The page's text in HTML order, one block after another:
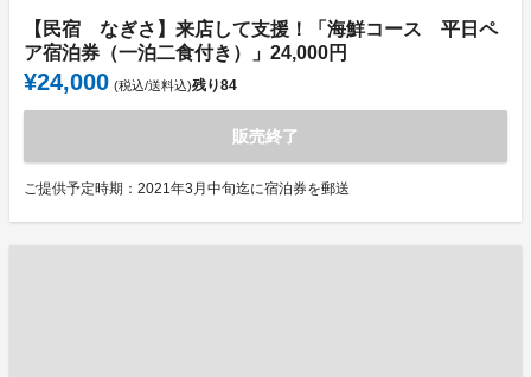
【民宿 なぎさ】来店して支援！「海鮮コース 平日ペ
ア宿泊券（一泊二食付き）」24,000円
¥24,000 (税込/送料込)残り84
販売終了
ご提供予定時期：2021年3月中旬迄に宿泊券を郵送